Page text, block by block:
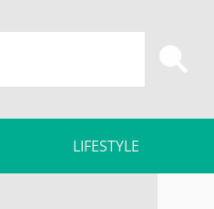
LIFESTYLE